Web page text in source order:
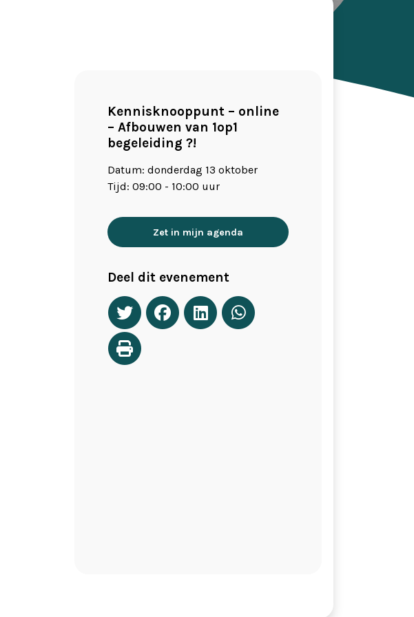
Kennisknooppunt – online
– Afbouwen van 1op1
begeleiding ?!
Datum: donderdag 13 oktober
Tijd: 09:00 - 10:00 uur
Zet in mijn agenda
Deel dit evenement